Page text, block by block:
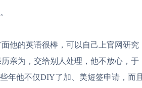
他的英语很棒，可以自己上官网研究
亲为，交给别人处理，他不放心，于
年他不仅DIY了加、美短签申请，而且